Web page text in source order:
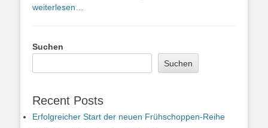
weiterlesen…
Suchen
Suchen
Recent Posts
Erfolgreicher Start der neuen Frühschoppen-Reihe